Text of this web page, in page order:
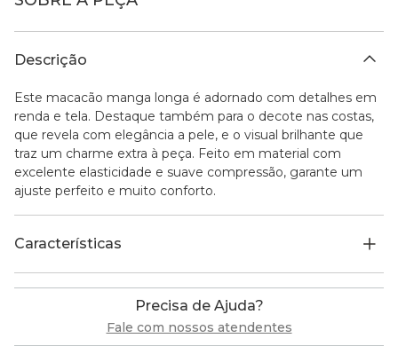
Descrição
Este macacão manga longa é adornado com detalhes em
renda e tela. Destaque também para o decote nas costas,
que revela com elegância a pele, e o visual brilhante que
traz um charme extra à peça. Feito em material com
excelente elasticidade e suave compressão, garante um
ajuste perfeito e muito conforto.
Características
Precisa de Ajuda?
Fale com nossos atendentes